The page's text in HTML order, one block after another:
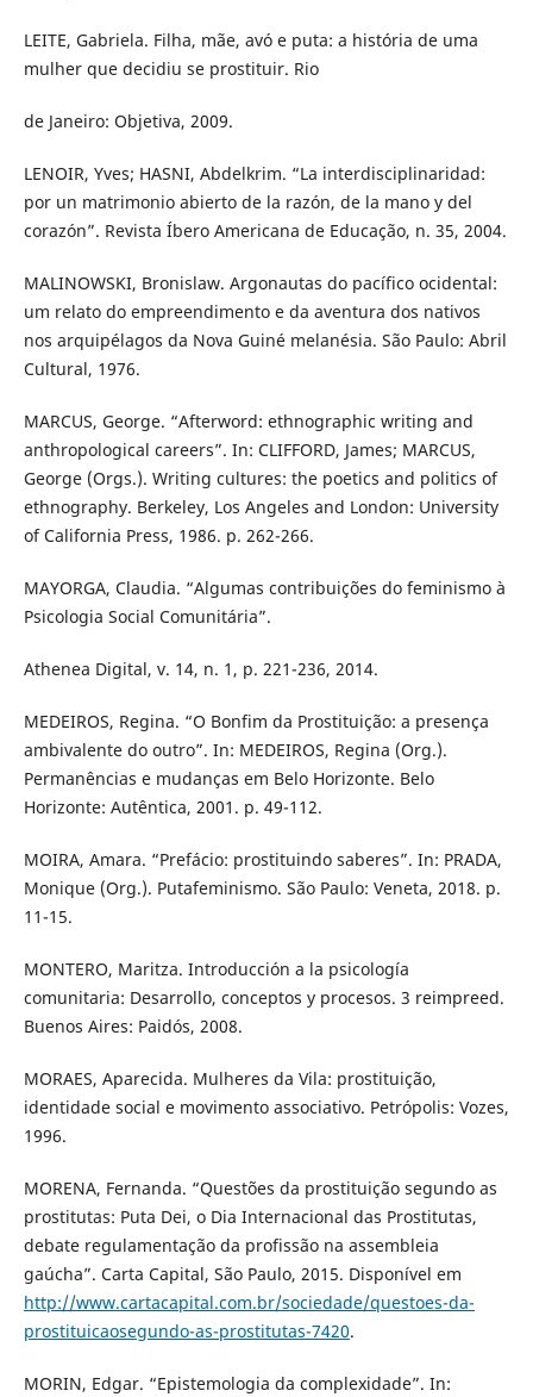
LEITE, Gabriela. Filha, mãe, avó e puta: a história de uma
mulher que decidiu se prostituir. Rio
de Janeiro: Objetiva, 2009.
LENOIR, Yves; HASNI, Abdelkrim. “La interdisciplinaridad:
por un matrimonio abierto de la razón, de la mano y del
corazón”. Revista Íbero Americana de Educação, n. 35, 2004.
MALINOWSKI, Bronislaw. Argonautas do pacífico ocidental:
um relato do empreendimento e da aventura dos nativos
nos arquipélagos da Nova Guiné melanésia. São Paulo: Abril
Cultural, 1976.
MARCUS, George. “Afterword: ethnographic writing and
anthropological careers”. In: CLIFFORD, James; MARCUS,
George (Orgs.). Writing cultures: the poetics and politics of
ethnography. Berkeley, Los Angeles and London: University
of California Press, 1986. p. 262-266.
MAYORGA, Claudia. “Algumas contribuições do feminismo à
Psicologia Social Comunitária”.
Athenea Digital, v. 14, n. 1, p. 221-236, 2014.
MEDEIROS, Regina. “O Bonfim da Prostituição: a presença
ambivalente do outro”. In: MEDEIROS, Regina (Org.).
Permanências e mudanças em Belo Horizonte. Belo
Horizonte: Autêntica, 2001. p. 49-112.
MOIRA, Amara. “Prefácio: prostituindo saberes”. In: PRADA,
Monique (Org.). Putafeminismo. São Paulo: Veneta, 2018. p.
11-15.
MONTERO, Maritza. Introducción a la psicología
comunitaria: Desarrollo, conceptos y procesos. 3 reimpreed.
Buenos Aires: Paidós, 2008.
MORAES, Aparecida. Mulheres da Vila: prostituição,
identidade social e movimento associativo. Petrópolis: Vozes,
1996.
MORENA, Fernanda. “Questões da prostituição segundo as
prostitutas: Puta Dei, o Dia Internacional das Prostitutas,
debate regulamentação da profissão na assembleia
gaúcha”. Carta Capital, São Paulo, 2015. Disponível em
http://www.cartacapital.com.br/sociedade/questoes-da-
prostituicaosegundo-as-prostitutas-7420.
MORIN, Edgar. “Epistemologia da complexidade”. In: